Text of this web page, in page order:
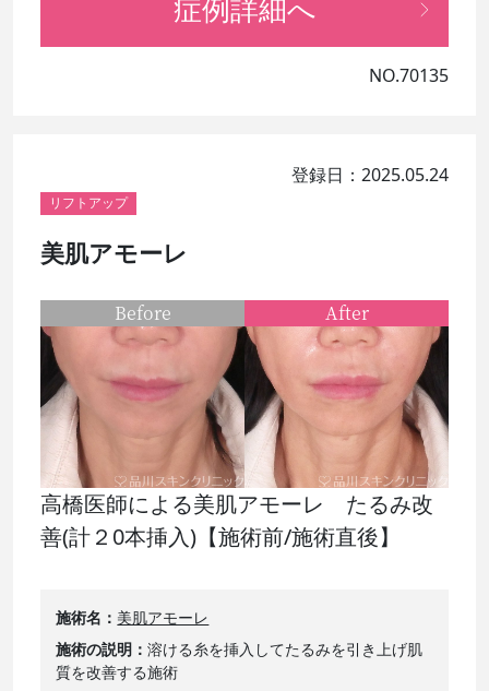
症例詳細へ
NO.70135
登録日：2025.05.24
リフトアップ
美肌アモーレ
高橋医師による美肌アモーレ たるみ改
善(計２0本挿入)【施術前/施術直後】
施術名
美肌アモーレ
施術の説明
溶ける糸を挿入してたるみを引き上げ肌
質を改善する施術
Before After